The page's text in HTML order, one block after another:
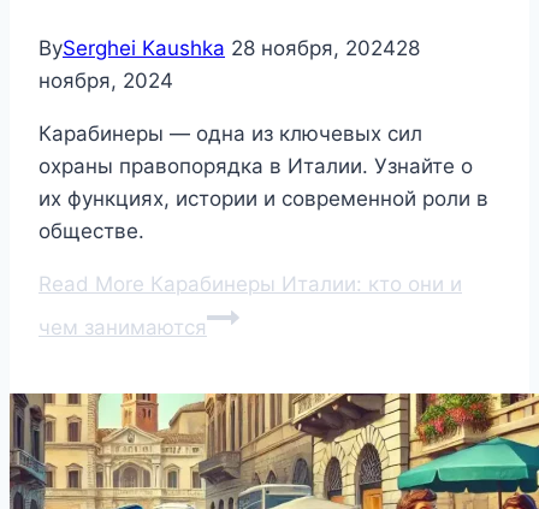
BySerghei Kaushka 28 ноября, 202428
ноября, 2024
Карабинеры — одна из ключевых сил
охраны правопорядка в Италии. Узнайте о
их функциях, истории и современной роли в
обществе.
Read More Карабинеры Италии: кто они и
чем занимаются